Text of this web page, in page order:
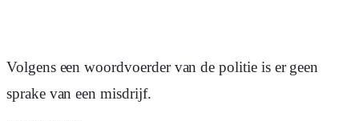
Volgens een woordvoerder van de politie is er geen
sprake van een misdrijf.